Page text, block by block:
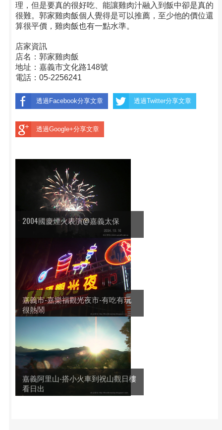
理，但是要真的很好吃、能讓雞肉汁融入到飯中卻是真的
很難。郭家雞肉飯個人覺得是可以推薦，至少他的價位還
算很平價，雞肉飯也有一點水準。
店家資訊
店名：郭家雞肉飯
地址：嘉義市文化路148號
電話：05-2256241
透過Facebook分享文章 透過Twitter分享文章
透過Google+分享文章
2004國慶煙火表演@嘉義太保
嘉義市-嘉樂福觀光夜市-有吃有玩
很熱鬧
嘉義阿里山-搭小火車到祝山觀日樓
看日出